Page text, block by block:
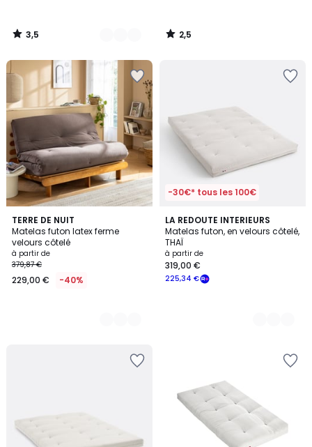
3,5
/
2,5
/
TERRE DE NUIT
Matelas futon latex ferme
velours côtelé
à partir de
379,87 €
229,00 € -40%
4
Couleurs
-30€* tous les 100€
LA REDOUTE INTERIEURS
Matelas futon, en velours côtelé,
THAÏ
à partir de
225,34 €
319,00 €
3
Couleurs